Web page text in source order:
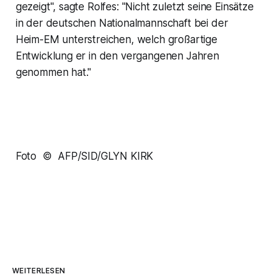
gezeigt", sagte Rolfes: "Nicht zuletzt seine Einsätze
in der deutschen Nationalmannschaft bei der
Heim-EM unterstreichen, welch großartige
Entwicklung er in den vergangenen Jahren
genommen hat."
Foto © AFP/SID/GLYN KIRK
WEITERLESEN